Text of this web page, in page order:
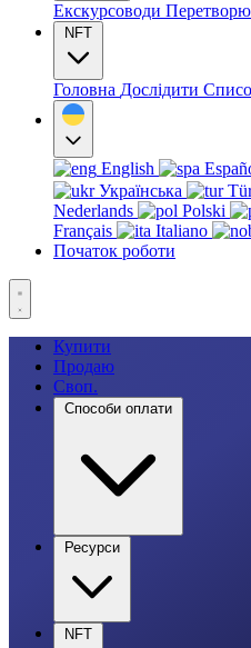
Екскурсоводи
NFT
Головна Дослідити
English
Українська
Nederlands
Polski
Français
Italiano
Початок роботи
Купити
Продаю
Своп.
Способи оплати
Ресурси
NFT